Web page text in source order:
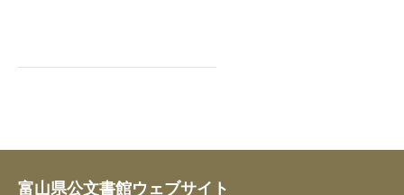
富山県公文書館ウェブサイト